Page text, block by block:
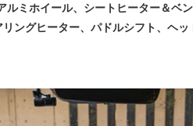
ミホイール、シートヒーター＆ベ
ングヒーター、パドルシフト、ヘ